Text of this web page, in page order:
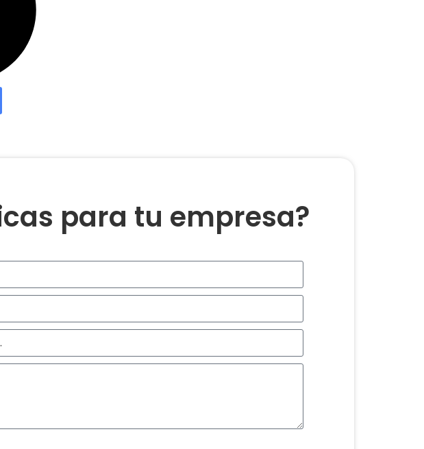
para tu empresa?